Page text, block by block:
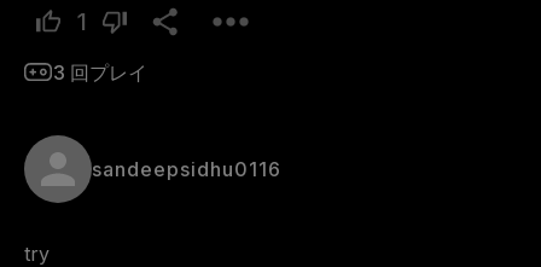
1
3 回プレイ
sandeepsidhu0116
try